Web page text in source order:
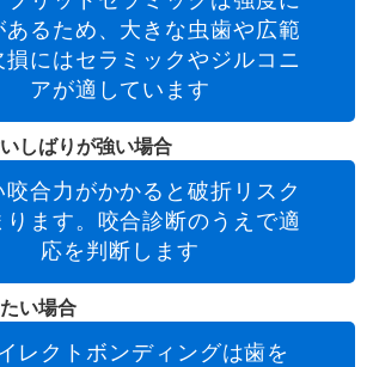
あるため、大きな虫歯や広範
損にはセラミックやジルコニ
アが適しています
しばりが強い場合
咬合力がかかると破折リスク
ります。咬合診断のうえで適
応を判断します
い場合
レクトボンディングは歯を